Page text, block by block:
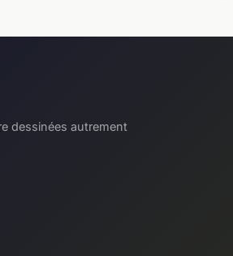
dessinées autrement